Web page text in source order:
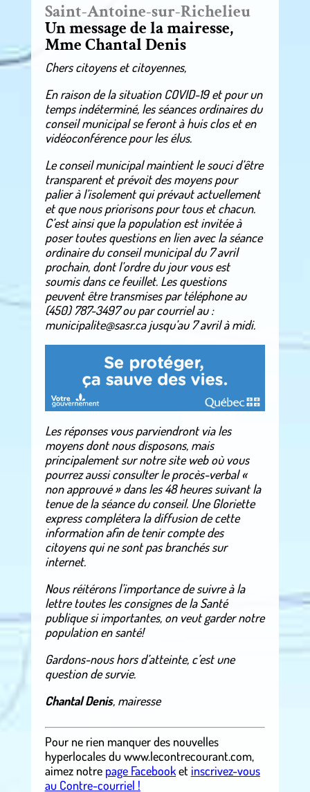
Saint-Antoine-sur-Richelieu
Un message de la mairesse,
Mme Chantal Denis
Chers citoyens et citoyennes,
En raison de la situation COVID-19 et pour un
temps indéterminé, les séances ordinaires du
conseil municipal se feront à huis clos et en
vidéoconférence pour les élus.
Le conseil municipal maintient le souci d’être
transparent et prévoit des moyens pour
palier à l’isolement qui prévaut actuellement
et que nous priorisons pour tous et chacun.
C’est ainsi que la population est invitée à
poser toutes questions en lien avec la séance
ordinaire du conseil municipal du 7 avril
prochain, dont l’ordre du jour vous est
soumis dans ce feuillet. Les questions
peuvent être transmises par téléphone au
(450) 787-3497 ou par courriel au :
municipalite@sasr.ca jusqu’au 7 avril à midi.
Les réponses vous parviendront via les
moyens dont nous disposons, mais
principalement sur notre site web où vous
pourrez aussi consulter le procès-verbal «
non approuvé » dans les 48 heures suivant la
tenue de la séance du conseil. Une Gloriette
express complétera la diffusion de cette
information afin de tenir compte des
citoyens qui ne sont pas branchés sur
internet.
Nous réitérons l’importance de suivre à la
lettre toutes les consignes de la Santé
publique si importantes, on veut garder notre
population en santé!
Gardons-nous hors d’atteinte, c’est une
question de survie.
Chantal Denis, mairesse
Pour ne rien manquer des nouvelles
hyperlocalesdu www.lecontrecourant.com,
aimez notre page Facebooket inscrivez-vous
au Contre-courriel !